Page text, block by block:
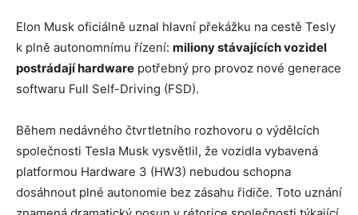
Elon Musk oficiálně uznal hlavní překážku na cestě Tesly
k plně autonomnímu řízení: miliony stávajících vozidel
postrádají hardware potřebný pro provoz nové generace
softwaru Full Self-Driving (FSD).
Během nedávného čtvrtletního rozhovoru o výdělcích
společnosti Tesla Musk vysvětlil, že vozidla vybavená
platformou Hardware 3 (HW3) nebudou schopna
dosáhnout plné autonomie bez zásahu řidiče. Toto uznání